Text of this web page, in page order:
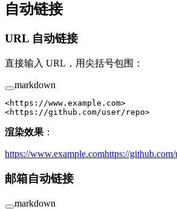
自动链接
URL 自动链接
直接输入 URL，用尖括号包围：
markdown
<https://www.example.com>
<https://github.com/user/repo>
渲染效果：
https://www.example.comhttps://github.com/
邮箱自动链接
markdown